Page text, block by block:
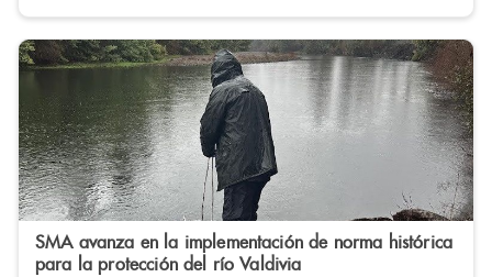
SMA avanza en la implementación de norma histórica
para la protección del río Valdivia